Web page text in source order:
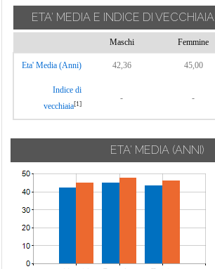
ETA' MEDIA E INDICE DI VECCHIAIA
Maschi Femmine
Eta' Media (Anni) 42,36 45,00
Indice di
vecchiaia[1]
- -
ETA' MEDIA (ANNI)